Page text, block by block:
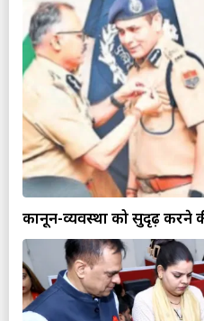
कानून-व्यवस्था को सुदृढ़ करने